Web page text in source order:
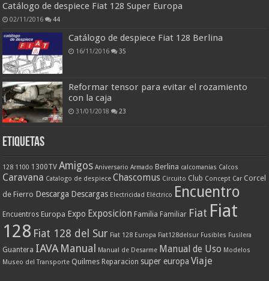
Catálogo de despiece Fiat 128 Super Europa
02/11/2016 44
Catálogo de despiece Fiat 128 Berlina
16/11/2016 35
Reformar tensor para evitar el rozamiento
con la caja
31/01/2018 23
ETIQUETAS
128 1100 1300TV Amigos Aniversario Armado Berlina calcomanias Calcos
Caravana Catalogo de despiece Chascomus Circuito Club Concept Car Corcel
de Fierro Descarga Descargas Electricidad Eléctrico Encuentro
Encuentros Europa Expo Exposicion Familia Familiar Fiat Fiat
128 Fiat 128 del Sur Fiat 128 Europa Fiat128delsur Fusibles Fusilera
Guantera IAVA Manual Manual de Desarme Manual de Uso Modelos
Museo del Transporte Quilmes Reparacion super europa Viaje